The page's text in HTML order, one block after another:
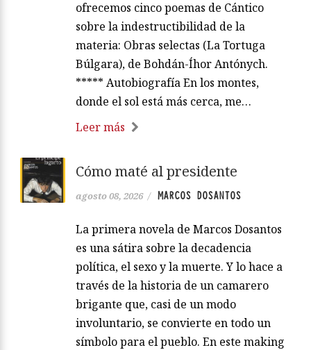
ofrecemos cinco poemas de Cántico
sobre la indestructibilidad de la
materia: Obras selectas (La Tortuga
Búlgara), de Bohdán-Íhor Antónych.
***** Autobiografía En los montes,
donde el sol está más cerca, me…
Leer más
Cómo maté al presidente
agosto 08, 2026 / MARCOS DOSANTOS
La primera novela de Marcos Dosantos
es una sátira sobre la decadencia
política, el sexo y la muerte. Y lo hace a
través de la historia de un camarero
brigante que, casi de un modo
involuntario, se convierte en todo un
símbolo para el pueblo. En este making